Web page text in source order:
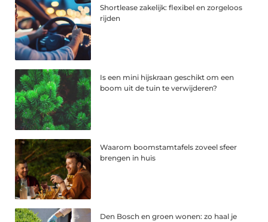
Shortlease zakelijk: flexibel en zorgeloos
rijden
Is een mini hijskraan geschikt om een
boom uit de tuin te verwijderen?
Waarom boomstamtafels zoveel sfeer
brengen in huis
Den Bosch en groen wonen: zo haal je